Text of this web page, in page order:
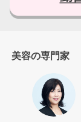
美容の専門家